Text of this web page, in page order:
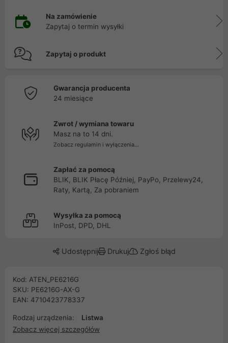
Na zamówienie
Zapytaj o termin wysyłki
Zapytaj o produkt
Gwarancja producenta
24 miesiące
Zwrot / wymiana towaru
Masz na to 14 dni.
Zobacz regulamin i wyłączenia...
Zapłać za pomocą
BLIK, BLIK Płacę Później, PayPo, Przelewy24,
Raty, Kartą, Za pobraniem
Wysyłka za pomocą
InPost, DPD, DHL
Udostępnij Drukuj Zgłoś błąd
Kod: ATEN_PE6216G
SKU: PE6216G-AX-G
EAN: 4710423778337
Rodzaj urządzenia:
Listwa
Zobacz więcej szczegółów